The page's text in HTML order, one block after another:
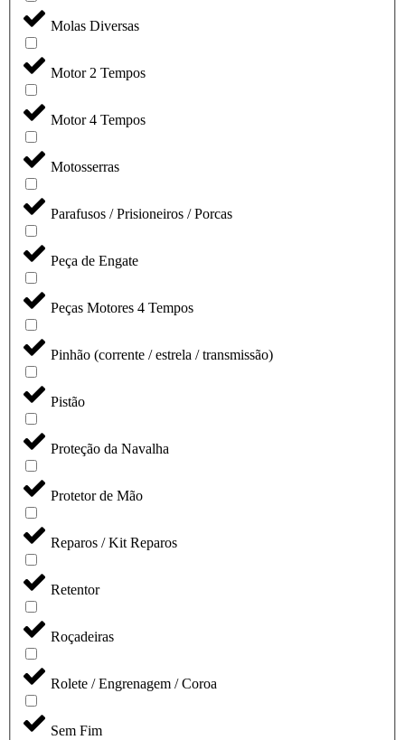
Molas Diversas
Motor 2 Tempos
Motor 4 Tempos
Motosserras
Parafusos / Prisioneiros / Porcas
Peça de Engate
Peças Motores 4 Tempos
Pinhão (corrente / estrela / transmissão)
Pistão
Proteção da Navalha
Protetor de Mão
Reparos / Kit Reparos
Retentor
Roçadeiras
Rolete / Engrenagem / Coroa
Sem Fim